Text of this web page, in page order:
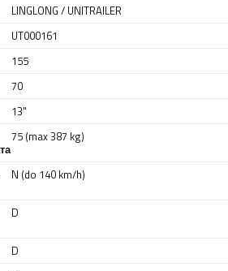
LINGLONG / UNITRAILER
UT000161
155
70
13"
75 (max 387 kg)
N (do 140 km/h)
D
D